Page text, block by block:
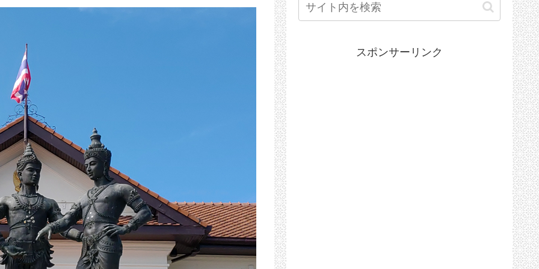
スポンサーリンク